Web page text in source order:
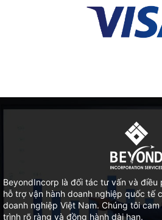
BeyondIncorp là đối tác tư vấn và điều
hỗ trợ vận hành doanh nghiệp quốc tế
doanh nghiệp Việt Nam. Chúng tôi
trình rõ ràng và đồng hành dài hạn.